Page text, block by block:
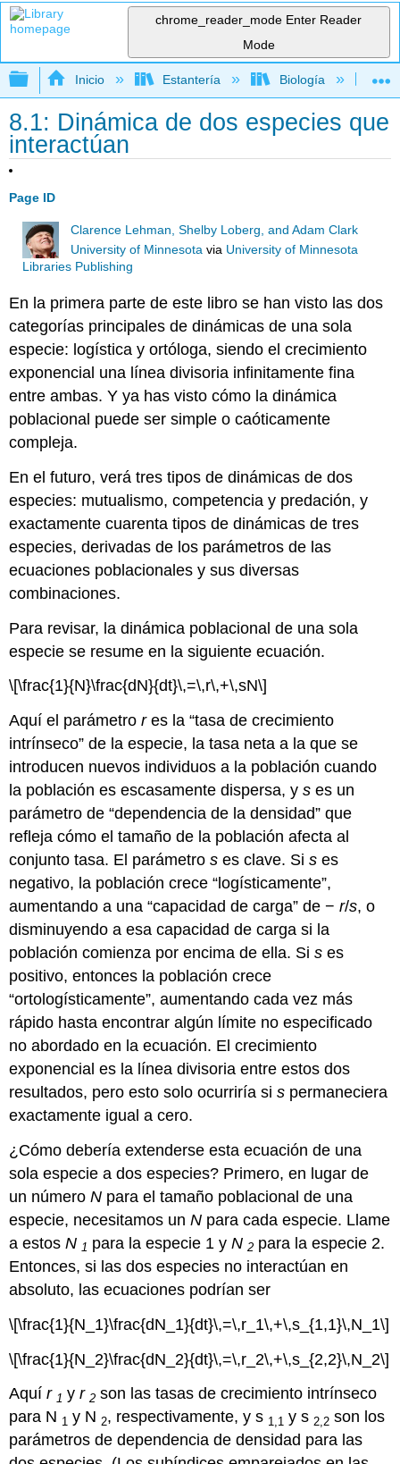
chrome_reader_mode Enter Reader
Mode
Expandir/contraer jerarquía global
Inicio Estantería Biología
8.1: Dinámica de dos especies que
interactúan
Page ID
Clarence Lehman, Shelby Loberg, and Adam Clark
University of Minnesota via University of Minnesota
Libraries Publishing
En la primera parte de este libro se han visto las dos
categorías principales de dinámicas de una sola
especie: logística y ortóloga, siendo el crecimiento
exponencial una línea divisoria infinitamente fina
entre ambas. Y ya has visto cómo la dinámica
poblacional puede ser simple o caóticamente
compleja.
En el futuro, verá tres tipos de dinámicas de dos
especies: mutualismo, competencia y predación, y
exactamente cuarenta tipos de dinámicas de tres
especies, derivadas de los parámetros de las
ecuaciones poblacionales y sus diversas
combinaciones.
Para revisar, la dinámica poblacional de una sola
especie se resume en la siguiente ecuación.
\[\frac{1}{N}\frac{dN}{dt}\,=\,r\,+\,sN\]
Aquí el parámetrores la “tasa de crecimiento
intrínseco” de la especie, la tasa neta a la que se
introducen nuevos individuos a la población cuando
la población es escasamente dispersa, ys es un
parámetro de “dependencia de la densidad” que
refleja cómo el tamaño de la población afecta al
conjunto tasa. El parámetros es clave. Sis es
negativo, la población crece “logísticamente”,
aumentando a una “capacidad de carga” de −r/s, o
disminuyendo a esa capacidad de carga si la
población comienza por encima de ella. Sis es
positivo, entonces la población crece
“ortologísticamente”, aumentando cada vez más
rápido hasta encontrar algún límite no especificado
no abordado en la ecuación. El crecimiento
exponencial es la línea divisoria entre estos dos
resultados, pero esto solo ocurriría sis permaneciera
exactamente igual a cero.
¿Cómo debería extenderse esta ecuación de una
sola especie a dos especies? Primero, en lugar de
un númeroN para el tamaño poblacional de una
especie, necesitamos unN para cada especie. Llame
a estosN 1 para la especie 1 yN 2 para la especie 2.
Entonces, si las dos especies no interactúan en
absoluto, las ecuaciones podrían ser
\[\frac{1}{N_1}\frac{dN_1}{dt}\,=\,r_1\,+\,s_{1,1}\,N_1\]
\[\frac{1}{N_2}\frac{dN_2}{dt}\,=\,r_2\,+\,s_{2,2}\,N_2\]
Aquír 1 yr 2 son las tasas de crecimiento intrínseco
para N 1 y N 2, respectivamente, y s 1,1 y s 2,2 son los
parámetros de dependencia de densidad para las